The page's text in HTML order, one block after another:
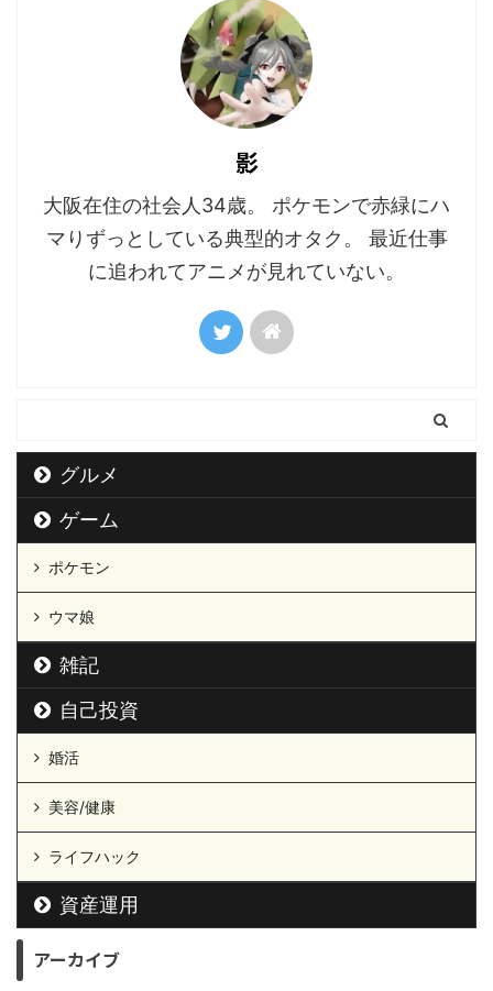
影
大阪在住の社会人34歳。 ポケモンで赤緑にハ
マりずっとしている典型的オタク。 最近仕事
に追われてアニメが見れていない。
グルメ
ゲーム
ポケモン
ウマ娘
雑記
自己投資
婚活
美容/健康
ライフハック
資産運用
アーカイブ